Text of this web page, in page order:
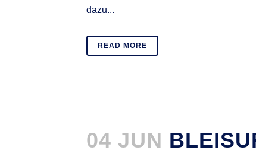
dazu...
READ MORE
04 JUN